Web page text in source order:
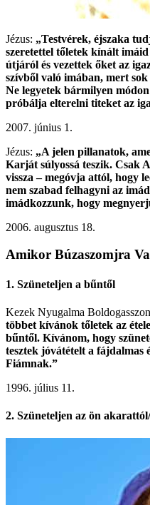
Jézus: „Testvérek, éjszaka
szeretettel tőletek kínált
útjáról és vezettek őket az
szívből való imában, mert
Ne legyetek bármilyen
próbálja elterelni titeket az
2007. június 1.
Jézus: „A jelen pillanatok,
Karját súlyossá teszik. Csak
vissza – megóvja attól, hogy
nem szabad felhagyni az
imádkozzunk, hogy
2006. augusztus 18.
Amikor Búzaszomjra
1. Szüneteljen a bűntől
Kezek Nyugalma
többet kívánok tőletek az
bűntől. Kívánom, hogy
tesztek jóvátételt a fájdalmas
Fiámnak.”
1996. július 11.
2. Szüneteljen az ön